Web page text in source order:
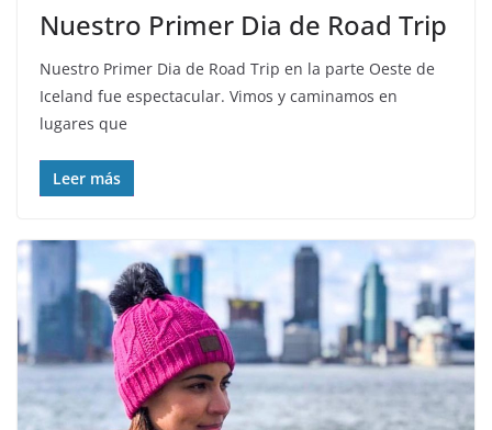
Nuestro Primer Dia de Road Trip
Nuestro Primer Dia de Road Trip en la parte Oeste de
Iceland fue espectacular. Vimos y caminamos en
lugares que
Leer más